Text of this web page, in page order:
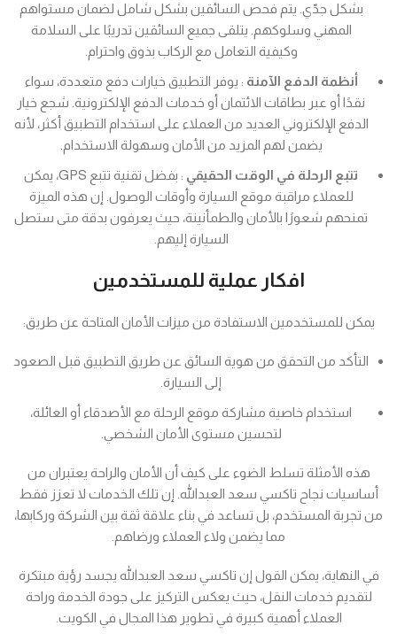
بشكل جدّي. يتم فحص السائقين بشكل شامل لضمان مستواهم
المهني وسلوكهم. يتلقى جميع السائقين تدريبًا على السلامة
وكيفية التعامل مع الركاب بذوق واحترام.
أنظمة الدفع الآمنة : يوفر التطبيق خيارات دفع متعددة، سواء
نقدًا أو عبر بطاقات الائتمان أو خدمات الدفع الإلكترونية. شجع خيار
الدفع الإلكتروني العديد من العملاء على استخدام التطبيق أكثر، لأنه
يضمن لهم المزيد من الأمان وسهولة الاستخدام.
تتبع الرحلة في الوقت الحقيقي
: بفضل تقنية تتبع GPS، يمكن
للعملاء مراقبة موقع السيارة وأوقات الوصول. إن هذه الميزة
تمنحهم شعورًا بالأمان والطمأنينة، حيث يعرفون بدقة متى ستصل
السيارة إليهم.
افكار عملية للمستخدمين
يمكن للمستخدمين الاستفادة من ميزات الأمان المتاحة عن طريق:
التأكد من التحقق من هوية السائق عن طريق التطبيق قبل الصعود
إلى السيارة.
استخدام خاصية مشاركة موقع الرحلة مع الأصدقاء أو العائلة،
لتحسين مستوى الأمان الشخصي.
هذه الأمثلة تسلط الضوء على كيف أن الأمان والراحة يعتبران من
أساسيات نجاح تاكسي سعد العبدالله. إن تلك الخدمات لا تعزز فقط
من تجربة المستخدم، بل تساعد في بناء علاقة ثقة بين الشركة وركابها،
مما يضمن ولاء العملاء ورضاهم.
في النهاية، يمكن القول إن تاكسي سعد العبدالله يجسد رؤية مبتكرة
لتقديم خدمات النقل، حيث يعكس التركيز على جودة الخدمة وراحة
العملاء أهمية كبيرة في تطوير هذا المجال في الكويت.